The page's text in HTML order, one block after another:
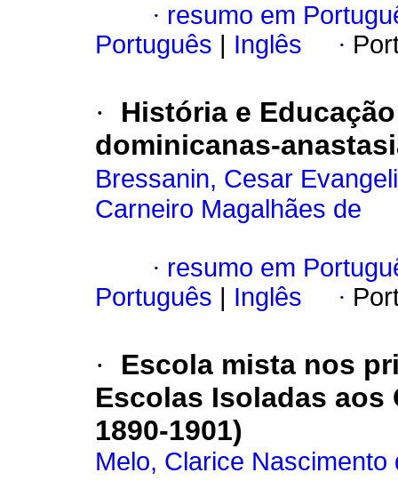
· resumo em
Português
Inglês ·
·
História e
dominicanas-
Bressanin, Cesar
Carneiro Magalhães de
· resumo em
Português
Inglês ·
·
Escola mista nos
Escolas Isoladas aos
1890-1901)
Melo, Clarice Nascimento